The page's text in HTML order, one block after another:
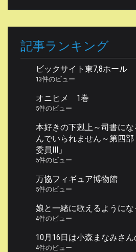
ー
記事ランキング
ビックサイト東7,8ホール
13件のビュー
オニヒメ 1巻
5件のビュー
本好きの下剋上～司書に
んでいられません～第四
委員III」
5件のビュー
万協フィギュア博物館
5件のビュー
娘と一緒に歌えるようにな
4件のビュー
10月16日は小森まなみさん
4件のビュー